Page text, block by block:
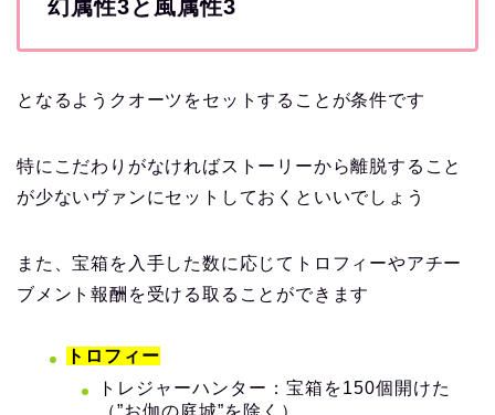
幻属性3と風属性3
となるようクオーツをセットすることが条件です
特にこだわりがなければストーリーから離脱すること
が少ないヴァンにセットしておくといいでしょう
また、宝箱を入手した数に応じてトロフィーやアチー
ブメント報酬を受ける取ることができます
トロフィー
トレジャーハンター：宝箱を150個開けた